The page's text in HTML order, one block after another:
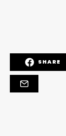
SHARE